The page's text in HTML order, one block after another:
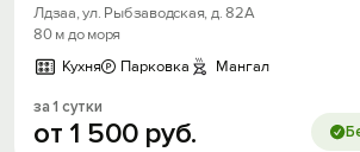
Лдзаа, ул. Рыбзаводская, д. 82А
80 м до моря
Кухня
Парковка Мангал
за 1 сутки
от 1 500 руб.